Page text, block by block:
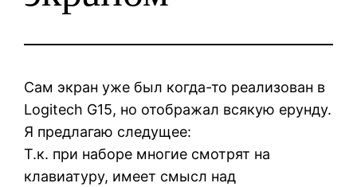
Сам экран уже был когда-то реализован в
Logitech G15, но отображал всякую ерунду.
Я предлагаю следущее:
Т.к. при наборе многие смотрят на
клавиатуру, имеет смысл над